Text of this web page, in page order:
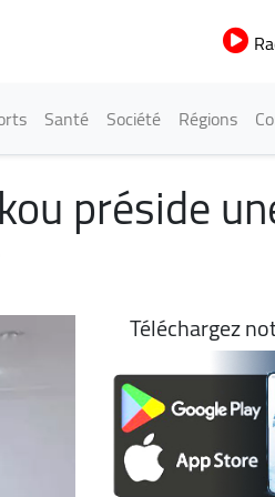
Santé Société Régions
préside
Téléchargez